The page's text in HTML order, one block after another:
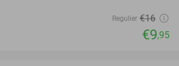
Regulier €16
€9,95